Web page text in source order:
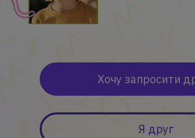
Хочу запросити
Я друг